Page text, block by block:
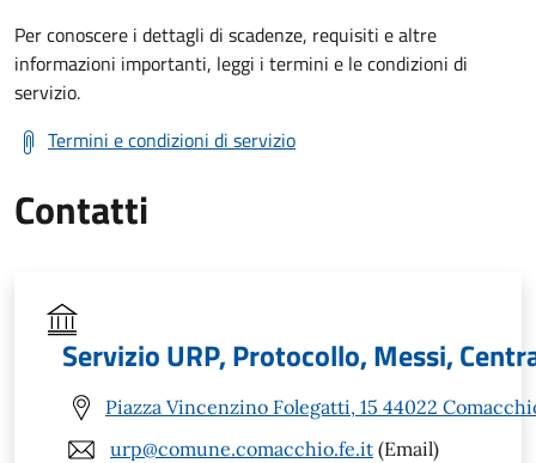
Per conoscere i dettagli di scadenze, requisiti e altre
informazioni importanti, leggi i termini e le condizioni di
servizio.
Termini e condizioni di servizio
Contatti
Servizio URP, Protocollo, Messi,
Piazza Vincenzino Folegatti, 15 44022
urp@comune.comacchio.fe.it (Email)